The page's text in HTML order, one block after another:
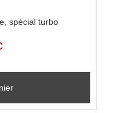
spécial turbo